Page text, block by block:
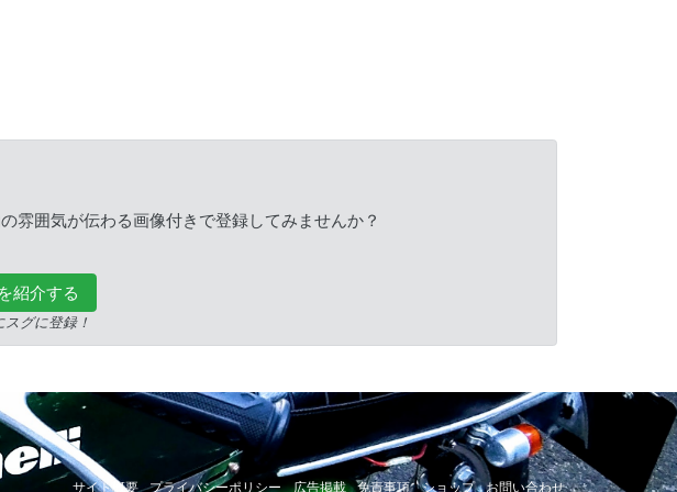
雰囲気が伝わる画像付きで登録してみませんか？
紹介する
グに登録！
サイト概要 プライバシーポリシー 広告掲載 免責事項 ショップ お問い合わせ